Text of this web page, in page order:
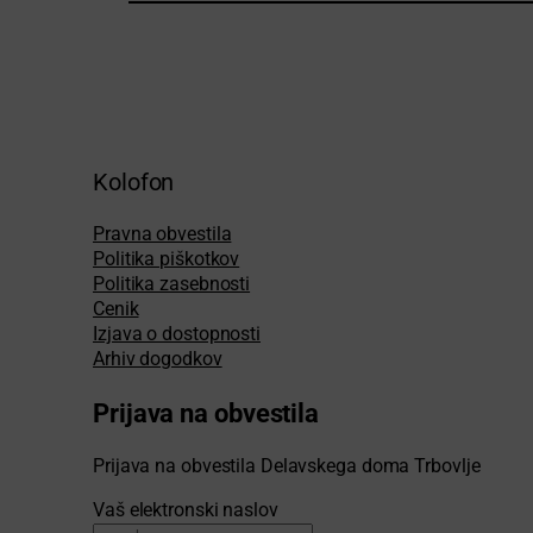
Kolofon
Pravna obvestila
Politika piškotkov
Politika zasebnosti
Cenik
Izjava o dostopnosti
Arhiv dogodkov
Prijava na obvestila
Prijava na obvestila Delavskega doma Trbovlje
Vaš elektronski naslov